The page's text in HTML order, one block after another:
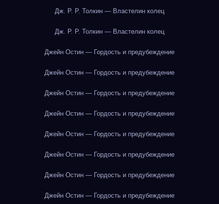
Дж. Р. Р. Толкин — Властелин колец
Дж. Р. Р. Толкин — Властелин колец
Джейн Остин — Гордость и предубеждение
Джейн Остин — Гордость и предубеждение
Джейн Остин — Гордость и предубеждение
Джейн Остин — Гордость и предубеждение
Джейн Остин — Гордость и предубеждение
Джейн Остин — Гордость и предубеждение
Джейн Остин — Гордость и предубеждение
Джейн Остин — Гордость и предубеждение